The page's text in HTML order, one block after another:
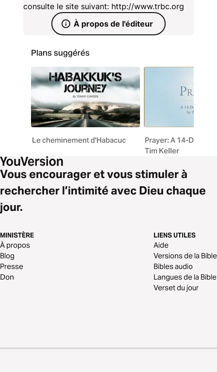
consulte le site suivant: http://www.trbc.org
À propos de l'éditeur
Plans suggérés
Le cheminement d'Habacuc
Prayer: A 14-Day
Tim Keller
Vous encourager et vous stimuler à
rechercher l’intimité avec Dieu chaque
jour.
MINISTÈRE
À propos
Blog
Presse
Don
LIENS UTILES
Aide
Versions de la Bible
Bibles audio
Langues de la Bible
Verset du jour